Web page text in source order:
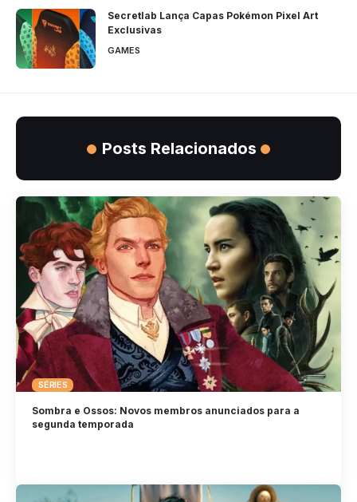
Secretlab Lança Capas Pokémon Pixel Art
Exclusivas
GAMES
Posts Relacionados
SÉRIES
Sombra e Ossos: Novos membros anunciados para a
segunda temporada